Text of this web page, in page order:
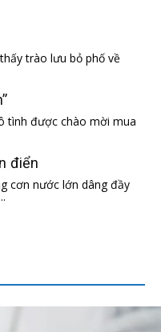
trào lưu bỏ phố về
tình được chào mời mua
điển
cơn nước lớn dâng đầy